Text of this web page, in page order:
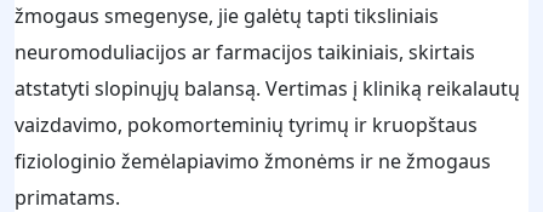
žmogaus smegenyse, jie galėtų tapti tiksliniais
neuromoduliacijos ar farmacijos taikiniais, skirtais
atstatyti slopinųjų balansą. Vertimas į kliniką reikalautų
vaizdavimo, pokomorteminių tyrimų ir kruopštaus
fiziologinio žemėlapiavimo žmonėms ir ne žmogaus
primatams.